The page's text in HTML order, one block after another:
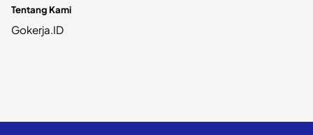
Tentang Kami
Gokerja.ID